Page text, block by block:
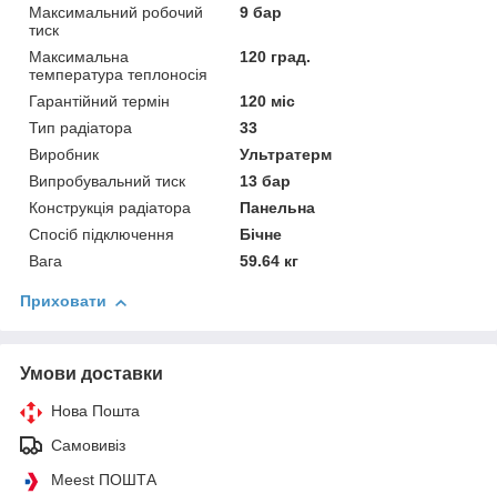
Максимальний робочий
тиск
9 бар
Максимальна
температура теплоносія
120 град.
Гарантійний термін
120 міс
Тип радіатора
33
Виробник
Ультратерм
Випробувальний тиск
13 бар
Конструкція радіатора
Панельна
Спосіб підключення
Бічне
Вага
59.64 кг
Приховати
Умови доставки
Нова Пошта
Самовивіз
Meest ПОШТА